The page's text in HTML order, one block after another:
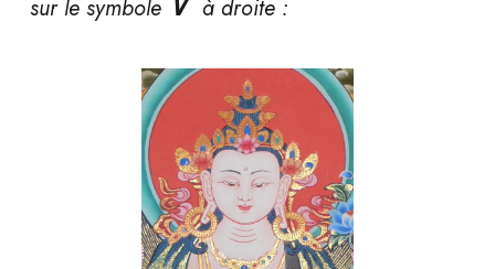
sur le symbole ∨ à droite :